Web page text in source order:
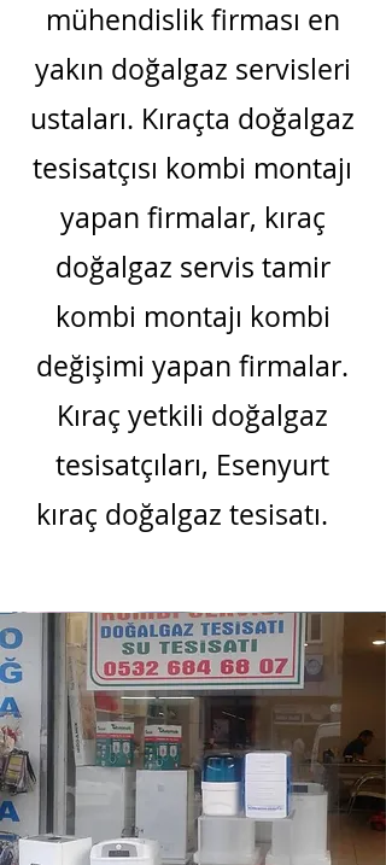
mühendislik firması en
yakın doğalgaz servisleri
ustaları. Kıraçta doğalgaz
tesisatçısı kombi montajı
yapan firmalar, kıraç
doğalgaz servis tamir
kombi montajı kombi
değişimi yapan firmalar.
Kıraç yetkili doğalgaz
tesisatçıları, Esenyurt
kıraç doğalgaz tesisatı.